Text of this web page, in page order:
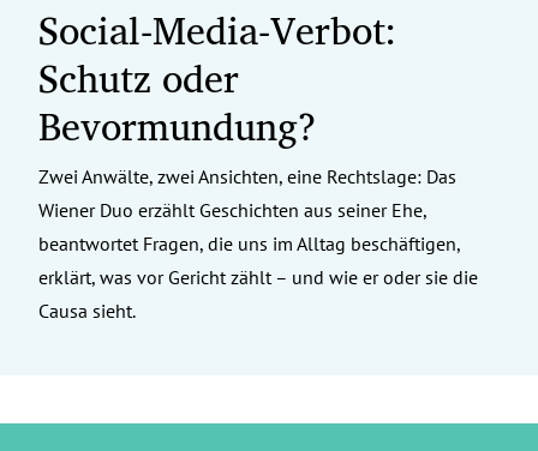
Untermenü
Untermenü
Untermenü
Untermenü
Untermenü
Social-Media-Verbot:
Schutz oder
Bevormundung?
Zwei Anwälte, zwei Ansichten, eine Rechtslage: Das
Wiener Duo erzählt Geschichten aus seiner Ehe,
beantwortet Fragen, die uns im Alltag beschäftigen,
erklärt, was vor Gericht zählt – und wie er oder sie die
Causa sieht.